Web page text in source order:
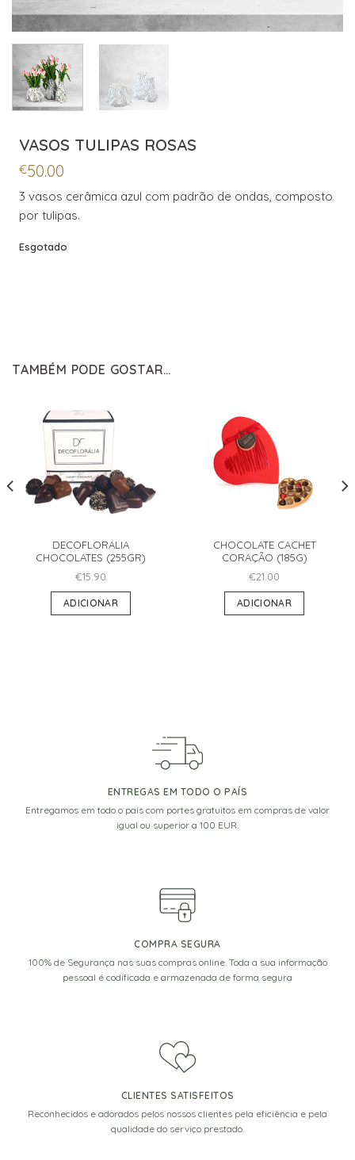
VASOS TULIPAS ROSAS
€50.00
3 vasos cerâmica azul com padrão de ondas, composto
por tulipas.
Esgotado
TAMBÉM PODE GOSTAR…
DECOFLORALIA
CHOCOLATES (255GR)
€15.90
ADICIONAR
CHOCOLATE CACHET
CORAÇÃO (185G)
€21.00
ADICIONAR
ENTREGAS EM TODO O PAÍS
Entregamos em todo o país com portes gratuitos em compras de valor
igual ou superior a 100 EUR.
COMPRA SEGURA
100% de Segurança nas suas compras online. Toda a sua informação
pessoal é codificada e armazenada de forma segura
CLIENTES SATISFEITOS
Reconhecidos e adorados pelos nossos clientes pela eficiência e pela
qualidade do serviço prestado.